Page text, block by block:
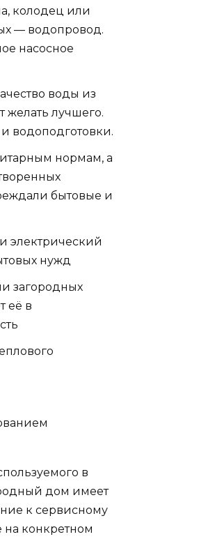
колодец или
— водопровод.
насосное
воды из
желать лучшего.
водоподготовки.
нормам, а
бытовые и
электрический
нужд
загородных
её в
в
дом имеет
к сервисному
на конкретном